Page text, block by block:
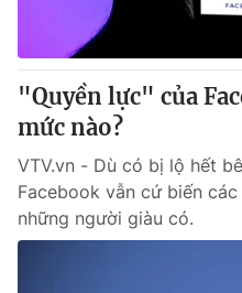
"Quyền lực" của
mức nào?
VTV.vn - Dù có bị lộ hết
Facebook vẫn cứ biến
những người giàu có.